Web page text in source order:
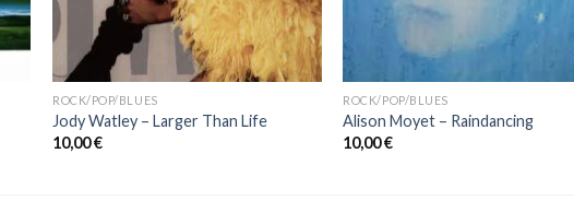
ROCK/POP/BLUES
Jody Watley – Larger Than Life
10,00€
ROCK/POP/BLUES
Alison Moyet ‎– Raindancing
10,00€